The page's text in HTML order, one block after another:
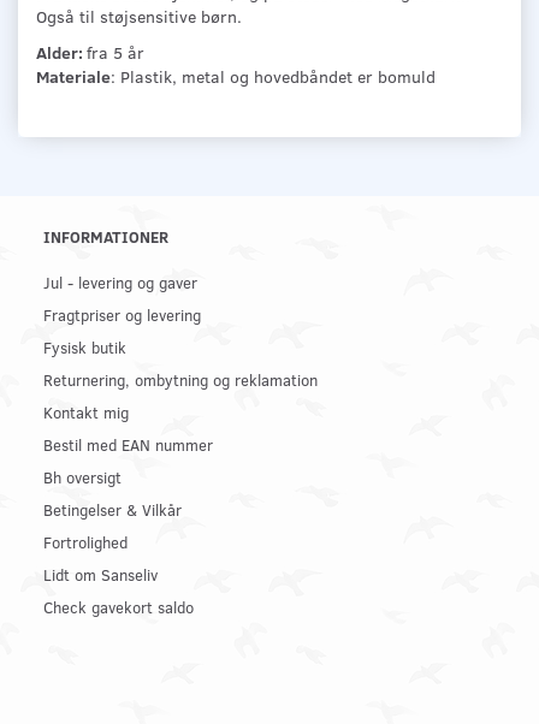
Også til støjsensitive børn.
Alder: fra 5 år
Materiale: Plastik, metal og hovedbåndet er bomuld
INFORMATIONER
Jul - levering og gaver
Fragtpriser og levering
Fysisk butik
Returnering, ombytning og reklamation
Kontakt mig
Bestil med EAN nummer
Bh oversigt
Betingelser & Vilkår
Fortrolighed
Lidt om Sanseliv
Check gavekort saldo